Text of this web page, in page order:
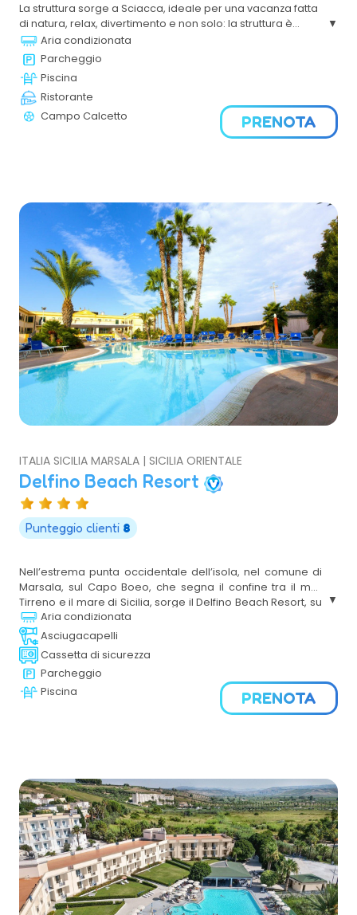
La struttura sorge a Sciacca, ideale per una vacanza fatta
di natura, relax, divertimento e non solo: la struttura è
immersa nel verde, con piscine per adulti e bambini, una
piscina interna alimentata con acqua termale e una
spiaggia privata attrezzata con lettini e ombrelloni.
Aria condizionata
Parcheggio
Piscina
Ristorante
Campo Calcetto
PRENOTA
ITALIA SICILIA MARSALA | SICILIA ORIENTALE
Delfino Beach Resort
Punteggio clienti 8
Nell’estrema punta occidentale dell’isola, nel comune di
Marsala, sul Capo Boeo, che segna il confine tra il mar
Tirreno e il mare di Sicilia, sorge il Delfino Beach Resort, su
una spiaggia dorata tra le più belle della Sicilia. Il
trattamento di All Inclusive consentirà di godere appieno
della bellezza della struttura, tra giornate in spiaggia con
tutti i servizi a disposizione, appuntamenti gastronomici
che rimandano agli antichi sapori siciliani, tuffi nelle due
piscine, animazione eì attività sportive.
Aria condizionata
Asciugacapelli
Cassetta di sicurezza
Parcheggio
Piscina
PRENOTA